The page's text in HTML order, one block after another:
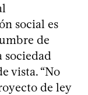
social es
de
sociedad
vista. “No
de ley